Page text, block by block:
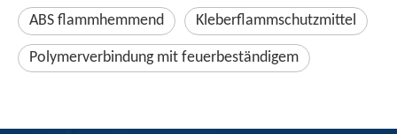
ABS flammhemmend Kleberflammschutzmittel
Polymerverbindung mit feuerbeständigem